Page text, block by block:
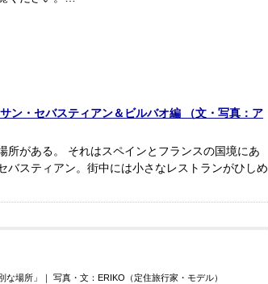
・セバスティアン＆ビルバオ編 （文・写真：ア
がある。 それはスペインとフランスの国境にあ
バスティアン。街中には小さなレストランがひしめ
所」｜ 写真・文：ERIKO（定住旅行家・モデル）